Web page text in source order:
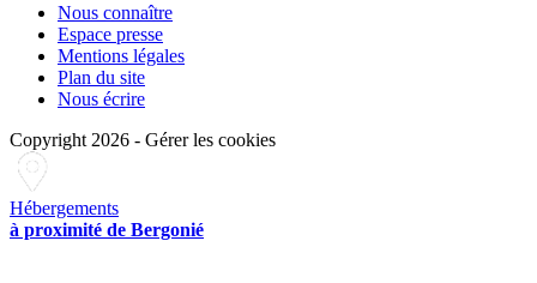
Nous connaître
Espace presse
Mentions légales
Plan du site
Nous écrire
Copyright 2026 - Gérer les cookies
Hébergements
à proximité de Bergonié